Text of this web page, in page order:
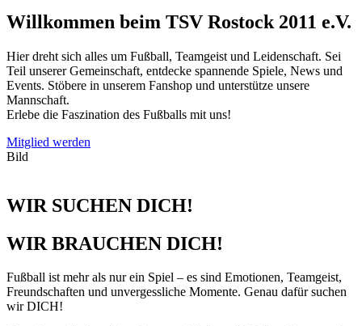
Willkommen beim TSV Rostock 2011 e.V.
Hier dreht sich alles um Fußball, Teamgeist und Leidenschaft. Sei
Teil unserer Gemeinschaft, entdecke spannende Spiele, News und
Events. Stöbere in unserem Fanshop und unterstütze unsere
Mannschaft.
Erlebe die Faszination des Fußballs mit uns!
Mitglied werden
Bild
WIR SUCHEN DICH!
WIR BRAUCHEN DICH!
Fußball ist mehr als nur ein Spiel – es sind Emotionen, Teamgeist,
Freundschaften und unvergessliche Momente. Genau dafür suchen
wir DICH!